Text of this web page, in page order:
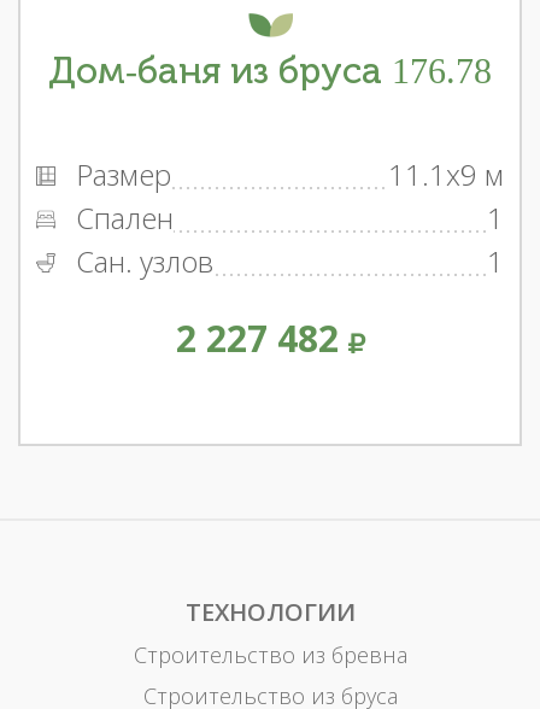
Дом-баня из бруса 176.78
Размер
11.1x9 м
Спален
1
Сан. узлов
1
2 227 482
ТЕХНОЛОГИИ
Строительство из бревна
Строительство из бруса